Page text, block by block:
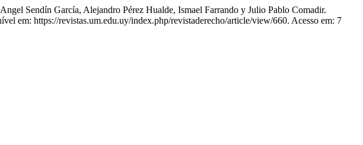
Sendín García, Alejandro Pérez Hualde, Ismael Farrando y Julio Pablo Comadir.
em: https://revistas.um.edu.uy/index.php/revistaderecho/article/view/660. Acesso em: 7